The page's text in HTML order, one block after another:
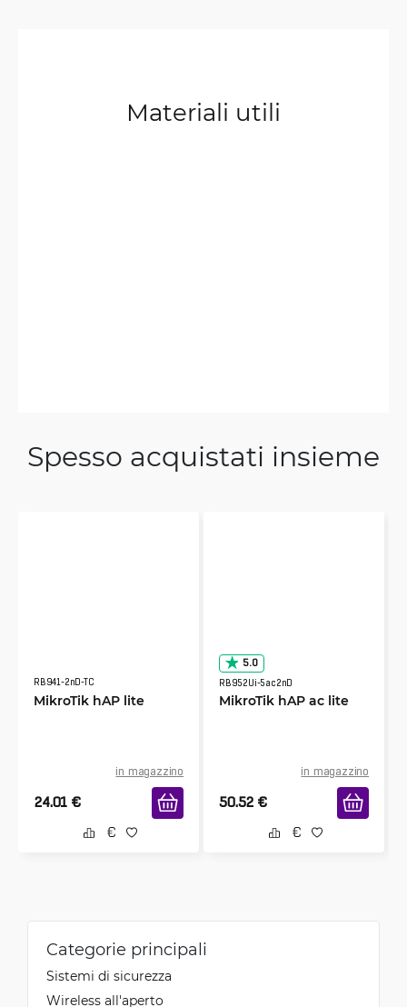
rural areas, speeds up to 100 Mbit/s for a while is
enough. And number of ports is more and
Materiali utili
Spesso acquistati insieme
RB941-2nD-TC
MikroTik hAP lite
in magazzino
24.01 €
5.0
RB952Ui-5ac2nD
MikroTik hAP ac lite
in magazzino
50.52 €
Categorie principali
Sistemi di sicurezza
Wireless all'aperto